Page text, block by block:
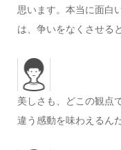
思います。本当に面白
は、争いをなくさせる
美しさも、どこの観点
違う感動を味わえるん